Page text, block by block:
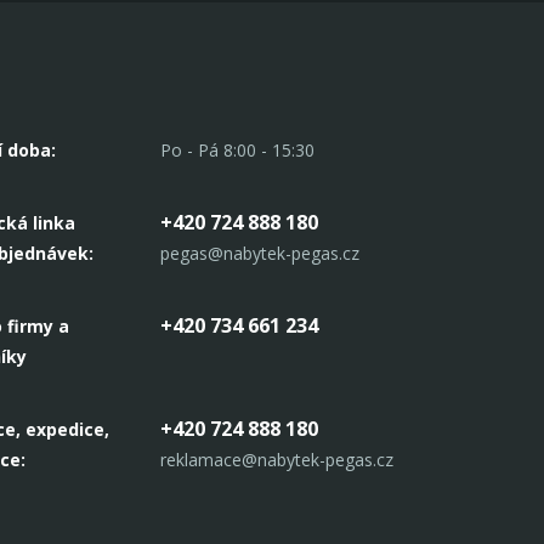
doba: Po - Pá 8:00 - 15:30
linka
+420 724 888 180
pegas@nabytek-pegas.cz
firmy a
+420 734 661 234
expedice,
+420 724 888 180
reklamace@nabytek-pegas.cz